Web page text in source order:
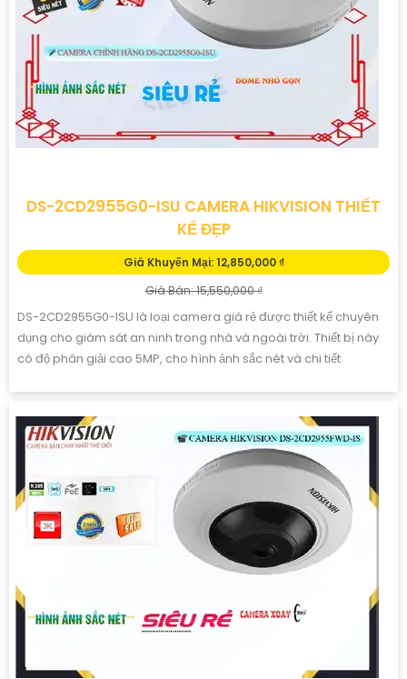
DS-2CD2955G0-ISU CAMERA HIKVISION THIẾT
KẾ ĐẸP
Giá Khuyến Mại: 12,850,000 ₫
Giá Bán: 15,550,000 ₫
DS-2CD2955G0-ISU là loại camera giá rẻ được thiết kế chuyên
dụng cho giám sát an ninh trong nhà và ngoài trời. Thiết bị này
có độ phân giải cao 5MP, cho hình ảnh sắc nét và chi tiết